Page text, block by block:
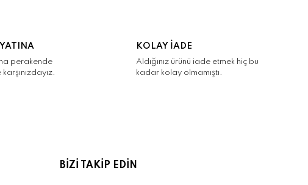
perakende
KOLAY İADE
Aldığınız ürünü iade etmek hiç bu
kadar kolay olmamıştı.
BİZİ TAKİP EDİN